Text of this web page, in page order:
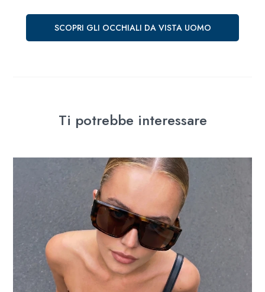
SCOPRI GLI OCCHIALI DA VISTA UOMO
Ti potrebbe interessare